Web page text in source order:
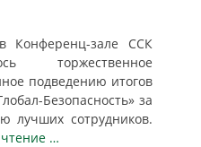
Конференц-зале ССК
торжественное
подведению итогов
Безопасность» за
лучших сотрудников.
…